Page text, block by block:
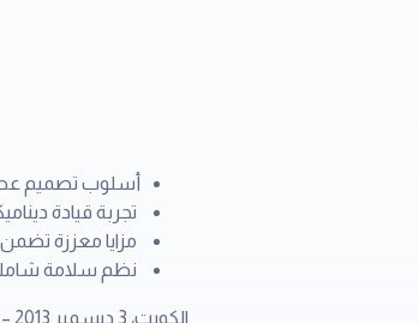
أسلوب تصميم
تجربة قيادة
مزايا معززة
نظم سلامة شاملة